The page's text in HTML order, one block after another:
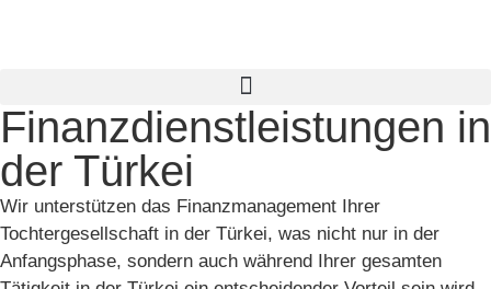
Finanzdienstleistungen in
der Türkei
Wir unterstützen das Finanzmanagement Ihrer
Tochtergesellschaft in der Türkei, was nicht nur in der
Anfangsphase, sondern auch während Ihrer gesamten